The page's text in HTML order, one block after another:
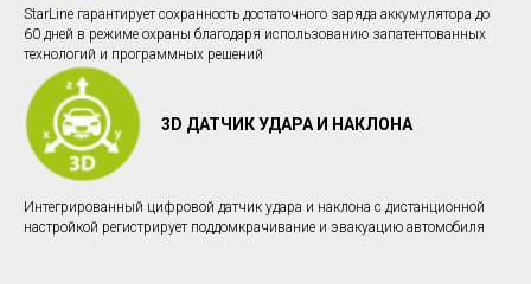
StarLine гарантирует сохранность достаточного заряда аккумулятора до
60 дней в режиме охраны благодаря использованию запатентованных
технологий и программных решений
3D ДАТЧИК УДАРА И НАКЛОНА
Интегрированный цифровой датчик удара и наклона с дистанционной
настройкой регистрирует поддомкрачивание и эвакуацию автомобиля